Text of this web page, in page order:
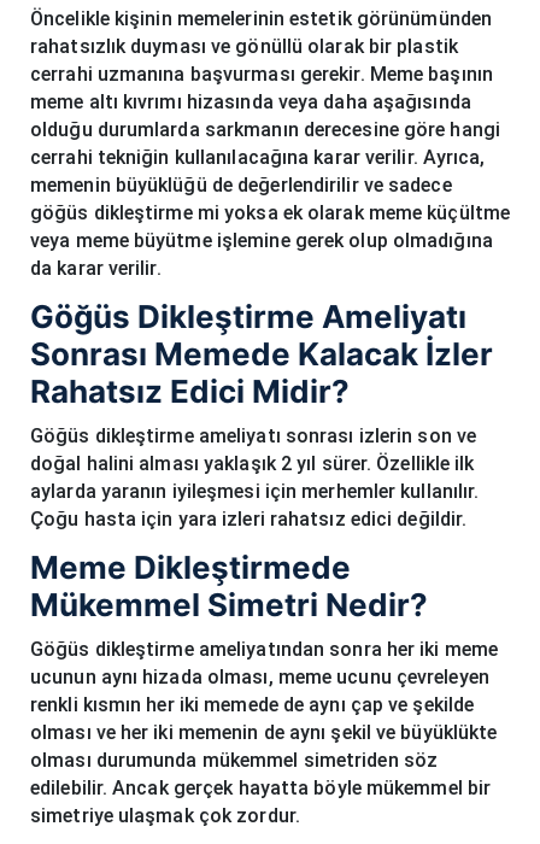
Öncelikle kişinin memelerinin estetik görünümünden
rahatsızlık duyması ve gönüllü olarak bir plastik
cerrahi uzmanına başvurması gerekir. Meme başının
meme altı kıvrımı hizasında veya daha aşağısında
olduğu durumlarda sarkmanın derecesine göre hangi
cerrahi tekniğin kullanılacağına karar verilir. Ayrıca,
memenin büyüklüğü de değerlendirilir ve sadece
göğüs dikleştirme mi yoksa ek olarak meme küçültme
veya meme büyütme işlemine gerek olup olmadığına
da karar verilir.
Göğüs Dikleştirme Ameliyatı
Sonrası Memede Kalacak İzler
Rahatsız Edici Midir?
Göğüs dikleştirme ameliyatı sonrası izlerin son ve
doğal halini alması yaklaşık 2 yıl sürer. Özellikle ilk
aylarda yaranın iyileşmesi için merhemler kullanılır.
Çoğu hasta için yara izleri rahatsız edici değildir.
Meme Dikleştirmede
Mükemmel Simetri Nedir?
Göğüs dikleştirme ameliyatından sonra her iki meme
ucunun aynı hizada olması, meme ucunu çevreleyen
renkli kısmın her iki memede de aynı çap ve şekilde
olması ve her iki memenin de aynı şekil ve büyüklükte
olması durumunda mükemmel simetriden söz
edilebilir. Ancak gerçek hayatta böyle mükemmel bir
simetriye ulaşmak çok zordur.